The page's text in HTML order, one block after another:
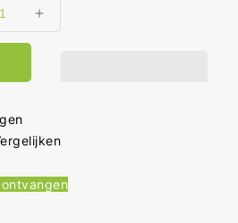
Aantal
Male
RJ45
S/FTP